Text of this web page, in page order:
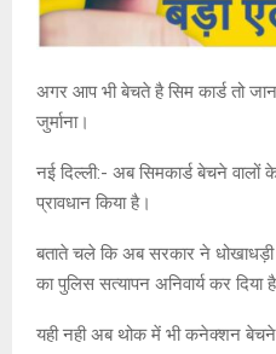
अगर आप भी बेचते है सिम कार्ड तो
जुर्माना।
नई दिल्ली:- अब सिमकार्ड बेचने
प्रावधान किया है।
बताते चले कि अब सरकार ने धोखाधड़ी
का पुलिस सत्यापन अनिवार्य कर दिया
यही नही अब थोक में भी कनेक्शन बेचने